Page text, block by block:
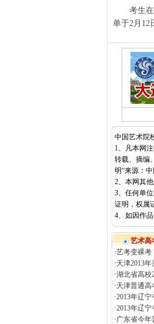
考生在接
单于2月12
中国艺术院
1、凡本网
转载、摘编
明“来源：
2、本网其
3、任何单
证明，权属
4、如因作
艺术高
·艺考变裸考
·天津2013
·湖北省高校
·天津普通高
·2013年辽
·2013年辽
·广东省今年